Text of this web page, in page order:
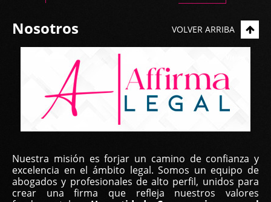
Nosotros
Nuestra misión es forjar un camino de confianza y
excelencia en el ámbito legal. Somos un equipo de
abogados y profesionales de alto perfil, unidos para
crear una firma que refleja nuestros valores
VOLVER ARRIBA